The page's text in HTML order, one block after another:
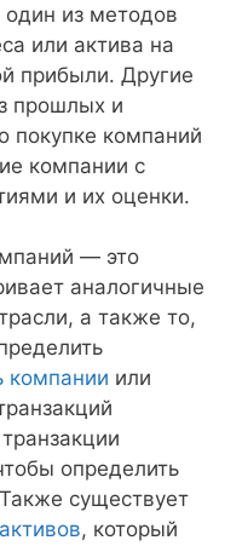
из методов
или актива на
прибыли. Другие
прошлых и
покупке компаний
компании с
и их оценки.
— это
аналогичные
а также то,
компании или
определить
существует
активов, который